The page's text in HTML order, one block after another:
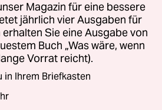
Magazin für eine bessere
jährlich vier Ausgaben für
Sie eine Ausgabe von
Buch „Was wäre, wenn
Vorrat reicht).
in Ihrem Briefkasten